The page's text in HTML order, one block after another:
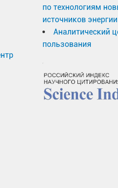
по технологиям
источников энергии
Аналитический
пользования